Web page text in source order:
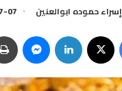
إسراء حموده ابوالعنين 07